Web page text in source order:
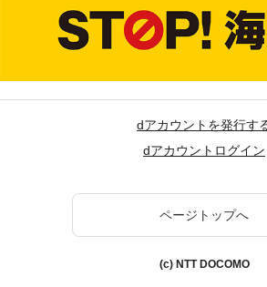
dアカウントを発行す
dアカウントログイン
ページトップへ
(c) NTT DOCOMO